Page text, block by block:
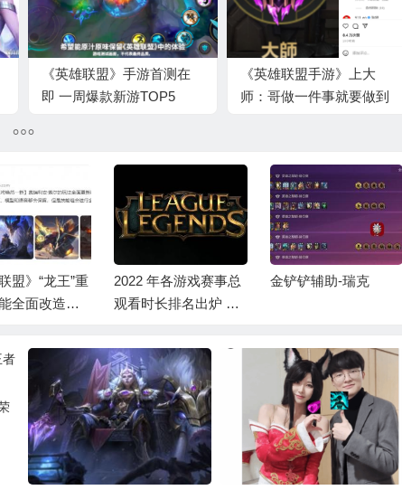
《英雄联盟》手游首测在
即 一周爆款新游TOP5
《英雄联盟手游》上大
师：哥做一件事就要做到
盟》“龙王”重
全面改造保
2022 年各游戏赛事总
观看时长排名出炉 英
金铲铲辅助-瑞克